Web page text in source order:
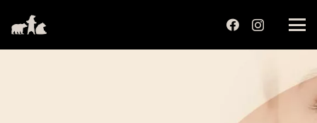
לֵב:
בְּאֲתָר
זֶה
מֻפְעֶלֶת
מַעֲרֶכֶת